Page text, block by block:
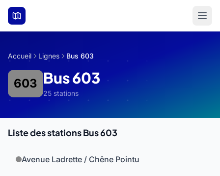
Aller au contenu principal
Accueil Lignes Bus 603
603 Bus 603
25 stations
Liste des stations Bus 603
Avenue Ladrette / Chêne Pointu